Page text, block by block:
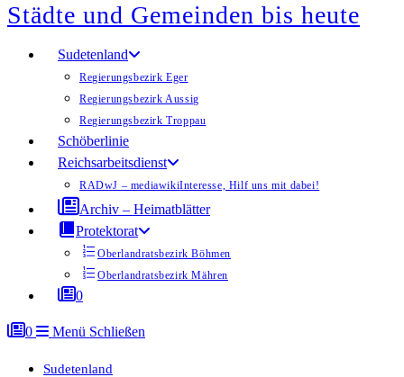
Website
durchsuchen
starten
Städte und Gemeinden bis heute
Sudetenland
Regierungsbezirk Eger
Regierungsbezirk Aussig
Regierungsbezirk Troppau
Schöberlinie
Reichsarbeitsdienst
RADwJ – mediawikiInteresse, Hilf uns mit dabei!
Archiv – Heimatblätter
Protektorat
Oberlandratsbezirk Böhmen
Oberlandratsbezirk Mähren
0
0 Menü Schließen
Sudetenland